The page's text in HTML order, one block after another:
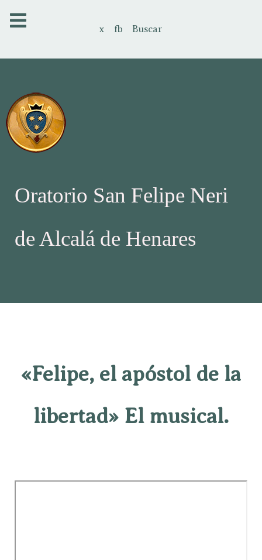
x fb Buscar
Oratorio San Felipe Neri
de Alcalá de Henares
«Felipe, el apóstol de la
libertad» El musical.